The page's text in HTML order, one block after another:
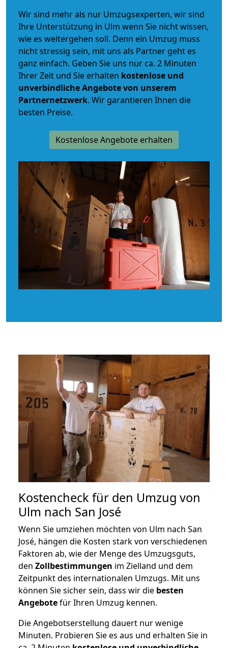
Wir sind mehr als nur Umzugsexperten, wir sind
Ihre Unterstützung in Ulm wenn Sie nicht wissen,
wie es weitergehen soll. Denn ein Umzug muss
nicht stressig sein, mit uns als Partner geht es
ganz einfach. Geben Sie uns nur ca. 2 Minuten
Ihrer Zeit und Sie erhalten kostenlose und
unverbindlicheAngebote von unserem
Partnernetzwerk. Wir garantieren Ihnen die
besten Preise.
Kostenlose Angebote erhalten
Kostencheck für den Umzug von
Ulm nach San José
Wenn Sie umziehen möchten von Ulm nach San
José, hängen die Kosten stark von verschiedenen
Faktoren ab, wie der Menge des Umzugsguts,
den Zollbestimmungen im Zielland und dem
Zeitpunkt des internationalen Umzugs. Mit uns
können Sie sicher sein, dass wir die besten
Angebotefür Ihren Umzug kennen.
Die Angebotserstellung dauert nur wenige
Minuten. Probieren Sie es aus und erhalten Sie in